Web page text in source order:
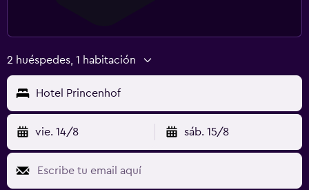
2 huéspedes, 1 habitación
Hotel Princenhof
vie. 14/8 sáb. 15/8